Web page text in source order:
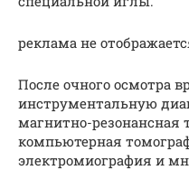
реклама не
После очного осмотра
инструментальную
магнитно-резонансная
компьютерная
электромиография и